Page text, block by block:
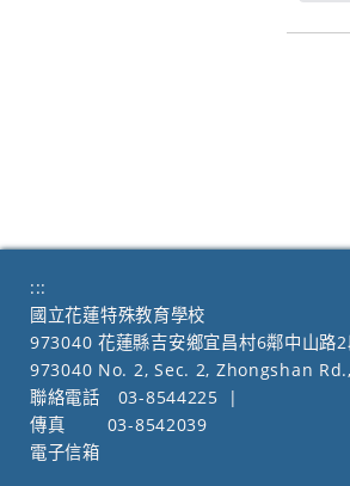
:::
國立花蓮特殊教育學校
973040 花蓮縣吉安鄉宜昌村6鄰中山路
973040 No. 2, Sec. 2, Zhongshan
聯絡電話
03-8544225
|
傳真
03-8542039
電子信箱